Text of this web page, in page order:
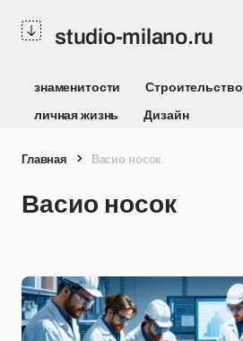
studio-milano.ru
знаменитости Строительство
личная жизнь
Дизайн
Главная Васио носок
Васио носок